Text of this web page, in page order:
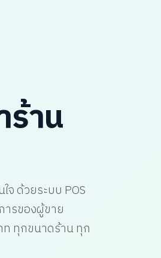
ร้าน
จ ด้วยระบบ POS
ารของผู้ขาย
ท ทุกขนาดร้าน ทุก